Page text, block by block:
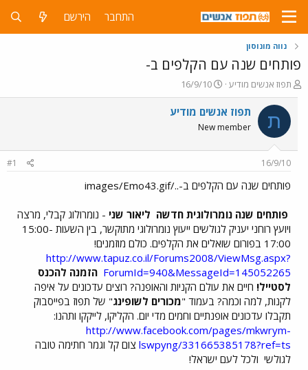
התחבר הירשם
נווה מונוסון
פותחים שנה עם הקלפים ב-
פ
ו
ת
ח
ה
ו
ש
א
תפוז אנשים מודיע
פ
ו
ר
ם
ר
י
16/9/10
ת תפוז אנשים מודיע
New member
16/9/10
#1
פותחים שנה עם הקלפים ב-../images/Emo43.gif
פותחים שנה נומרולוגית חדשה ליאור שני - נומרולוג קבלי, מרצה
ויועץ רוחני יעניק לגולשים ייעוץ נומרולוגי מתוקשר, בין השעות 15:00-
17:00 בפורום שואלים את הקלפים. כולם מוזמנים!
http://www.tapuz.co.il/Forums2008/ViewMsg.aspx?
ForumId=940&MessageId=145052265 הזמנה להכנס
לסטייל! חיים את עולם הקניות והאופנה? רוצים עדכונים על איפה
לקנות, למה וכמה? בעמוד "מכורים לשופינג" של תפוז בפייסבוק
תקבלו עדכונים אופנתיים וחמים מדי יום. הקליקו, לייקקו ותהנו:
http://www.facebook.com/pages/mkwrym-
lswpyng/331665385178?ref=ts צום קל וגמר חתימה טובה
לגולשי ולכל לעם ישראל!